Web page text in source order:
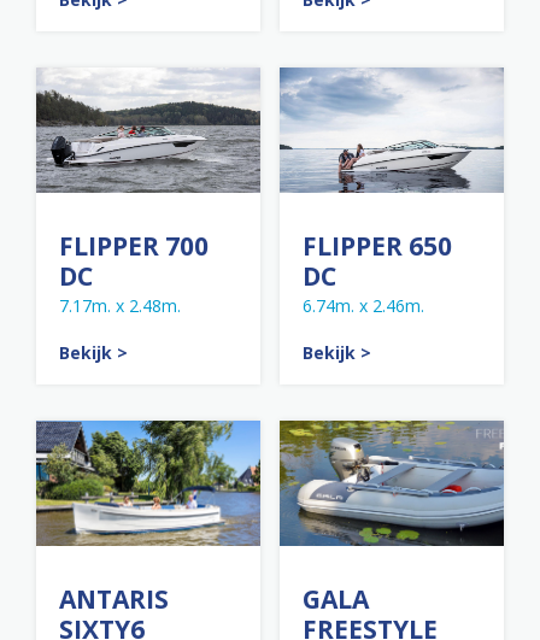
FLIPPER 700
DC
7.17m. x 2.48m.
Bekijk >
FLIPPER 650
DC
6.74m. x 2.46m.
Bekijk >
ANTARIS
SIXTY6
GALA
FREESTYLE